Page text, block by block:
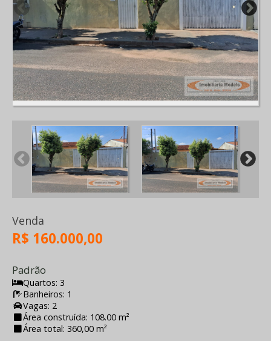
Venda
R$ 160.000,00
Padrão
Quartos: 3
Banheiros: 1
Vagas: 2
Área construída: 108.00 m²
Área total: 360,00 m²